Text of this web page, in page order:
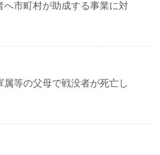
市町村が助成する事業に対
等の父母で戦没者が死亡し